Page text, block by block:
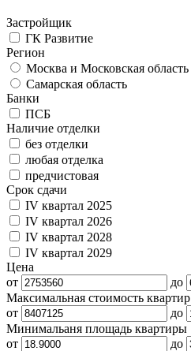
Застройщик
ГК Развитие
Регион
Москва и Московская область
Самарская область
Банки
ПСБ
Наличие отделки
без отделки
любая отделка
предчистовая
Срок сдачи
IV квартал 2025
IV квартал 2026
IV квартал 2028
IV квартал 2029
Цена
от
до
Максимальная стоимость квартир
от
до
Минимальаня площадь квартиры
от
до